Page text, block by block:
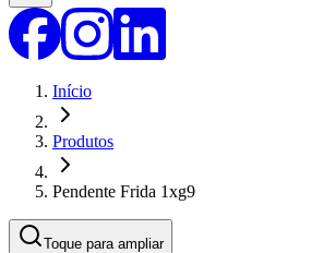
Início
Produtos
Pendente Frida 1xg9
Toque para ampliar